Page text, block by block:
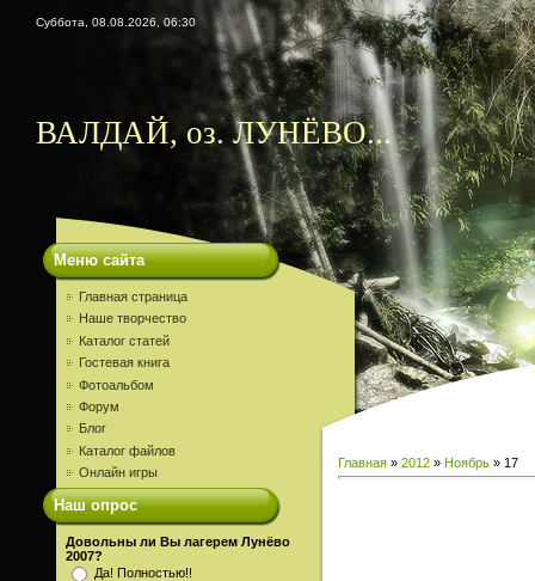
Суббота, 08.08.2026, 06:30
ВАЛДАЙ, оз. ЛУНЁВО...
Меню сайта
Главная страница
Наше творчество
Каталог статей
Гостевая книга
Фотоальбом
Форум
Блог
Каталог файлов
Онлайн игры
Наш опрос
Довольны ли Вы лагерем Лунёво
2007?
Да! Полностью!!
Главная » 2012 » Ноябрь » 17